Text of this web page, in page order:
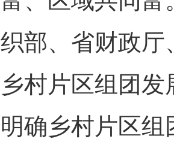
织部、省财政厅
乡村片区组团
明确乡村片区